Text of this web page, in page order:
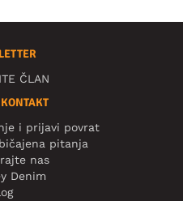
ČLAN
i prijavi povrat
pitanja
nas
Denim